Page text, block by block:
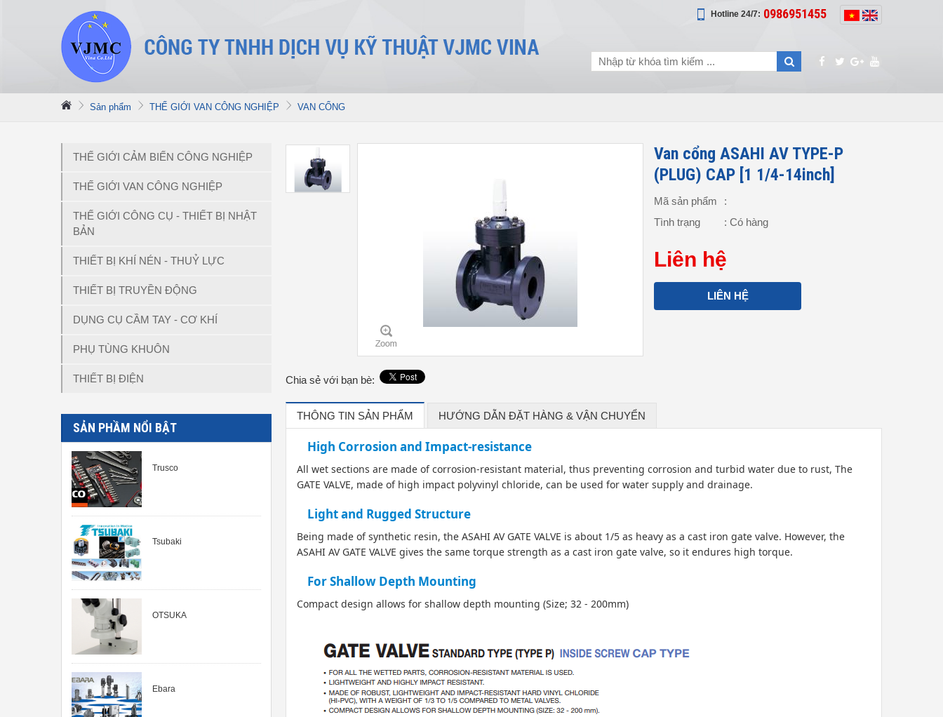
Hotline 24/7: 0986951455
Sản phẩm THẾ GIỚI VAN CÔNG NGHIỆP VAN CỔNG
THẾ GIỚI CẢM BIẾN CÔNG NGHIỆP
THẾ GIỚI VAN CÔNG NGHIỆP
THẾ GIỚI CÔNG CỤ - THIẾT BỊ NHẬT
BẢN
THIẾT BỊ KHÍ NÉN - THUỶ LỰC
THIẾT BỊ TRUYỀN ĐỘNG
DỤNG CỤ CẦM TAY - CƠ KHÍ
PHỤ TÙNG KHUÔN
THIẾT BỊ ĐIỆN
SẢN PHẦM NỔI BẬT
Trusco
Tsubaki
OTSUKA
Ebara
Van cổng ASAHI AV TYPE-P
(PLUG) CAP [1 1/4-14inch]
Mã sản phẩm
:
Tình trạng
: Có hàng
Liên hệ
LIÊN HỆ
Chia sẻ với bạn bè:
THÔNG TIN SẢN PHẨM HƯỚNG DẪN ĐẶT HÀNG & VẬN CHUYỂN
High Corrosion and Impact-resistance
All wet sections are made of corrosion-resistant material, thus preventing corrosion and turbid water due to rust, The
GATE VALVE, made of high impact polyvinyl chloride, can be used for water supply and drainage.
Light and Rugged Structure
Being made of synthetic resin, the ASAHI AV GATE VALVE is about 1/5 as heavy as a cast iron gate valve. However, the
ASAHI AV GATE VALVE gives the same torque strength as a cast iron gate valve, so it endures high torque.
For Shallow Depth Mounting
Compact design allows for shallow depth mounting (Size; 32 - 200mm)